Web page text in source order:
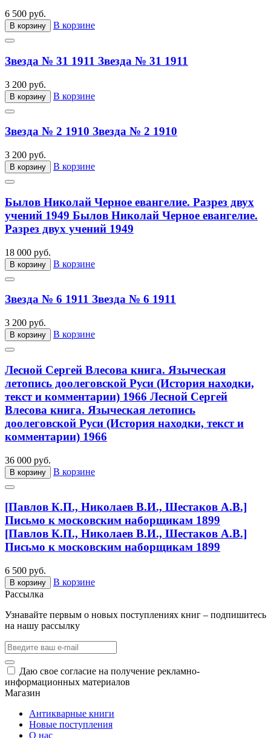
6 500 руб.
В корзину В корзине
Звезда № 31 1911 Звезда № 31 1911
3 200 руб.
В корзину В корзине
Звезда № 2 1910 Звезда № 2 1910
3 200 руб.
В корзину В корзине
Былов Николай Черное евангелие. Разрез двух
учений 1949 Былов Николай Черное евангелие.
Разрез двух учений 1949
18 000 руб.
В корзину В корзине
Звезда № 6 1911 Звезда № 6 1911
3 200 руб.
В корзину В корзине
Лесной Сергей Влесова книга. Языческая
летопись доолеговской Руси (История находки,
текст и комментарии) 1966 Лесной Сергей
Влесова книга. Языческая летопись
доолеговской Руси (История находки, текст и
комментарии) 1966
36 000 руб.
В корзину В корзине
[Павлов К.П., Николаев В.И., Шестаков А.В.]
Письмо к московским наборщикам 1899
[Павлов К.П., Николаев В.И., Шестаков А.В.]
Письмо к московским наборщикам 1899
6 500 руб.
В корзину
В корзине
Рассылка
Узнавайте первым о новых поступлениях книг – подпишитесь
на нашу рассылку
Даю свое согласие на получение рекламно-
информационных материалов
Магазин
Антикварные книги
Новые поступления
О нас